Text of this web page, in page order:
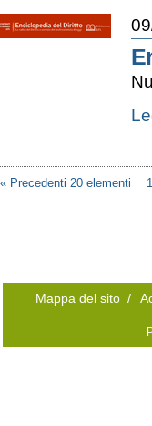
-
-
« Precedenti 20 elementi 1
Mappa del sito /